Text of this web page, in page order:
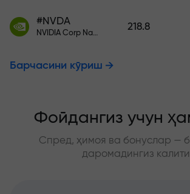
#NVDA
NVIDIA Corp Nasdaq Stock Exchange (Nasdaq) USD
218.8
Барчасини кўриш
Фойдангиз учун
Спред, ҳимоя ва бонуслар —
даромадингиз калити